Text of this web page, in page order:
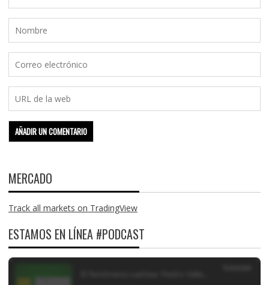
MERCADO
Track all markets on TradingView
ESTAMOS EN LÍNEA #PODCAST